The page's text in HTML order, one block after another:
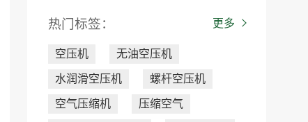
热门标签： 更多
空压机 无油空压机
水润滑空压机 螺杆空压机
空气压缩机 压缩空气